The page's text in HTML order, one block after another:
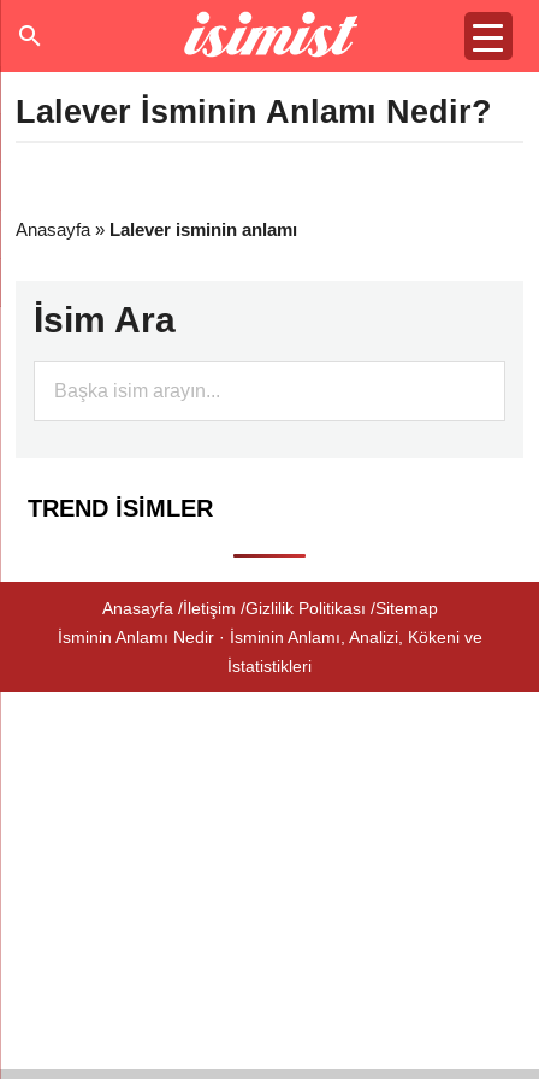
Lalever İsminin Anlamı Nedir?
Anasayfa » Lalever isminin anlamı
İsim Ara
TREND İSIMLER
Anasayfa İletişim Gizlilik Politikası Sitemap
İsminin Anlamı Nedir · İsminin Anlamı, Analizi, Kökeni ve
İstatistikleri